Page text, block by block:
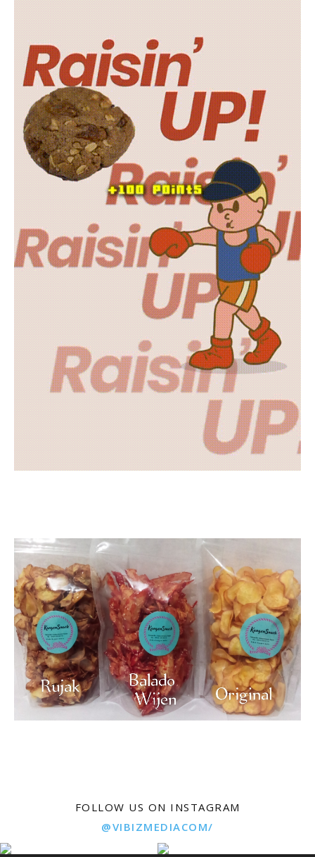
FOLLOW US ON INSTAGRAM
@VIBIZMEDIACOM/